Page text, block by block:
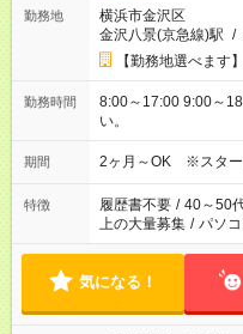
勤務地
横浜市金沢区
金沢八景(京急線)駅 /
【勤務地選べます
勤務時間
8:00～17:00 9:00～
い。
期間 2ヶ月～OK ※スター
特徴 履歴書不要 / 40～50
上の大量募集 / パソ
気になる！